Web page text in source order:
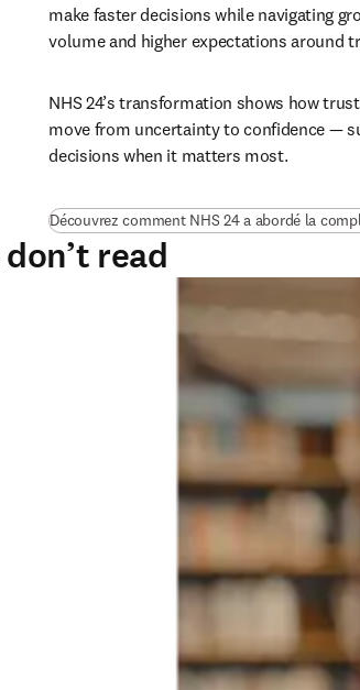
make faster decisions while navigating
volume and higher expectations around
NHS 24’s transformation shows how
move from uncertainty to confidence —
decisions when it matters most.
Découvrez comment NHS 24 a abordé la
read